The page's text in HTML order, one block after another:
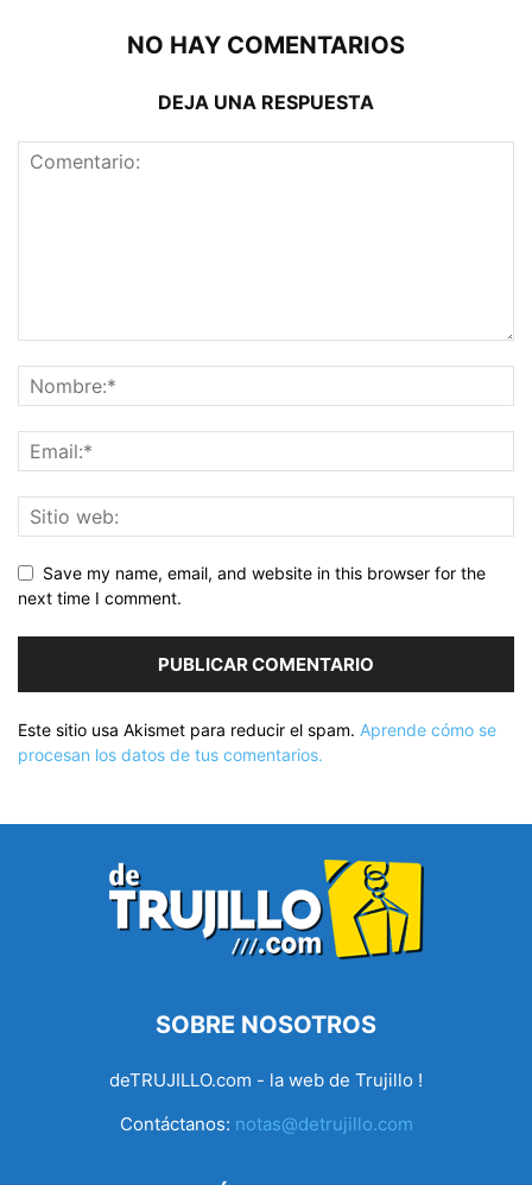
NO HAY COMENTARIOS
DEJA UNA RESPUESTA
Save my name, email, and website in this browser for the
next time I comment.
Este sitio usa Akismet para reducir el spam. Aprende cómo se
procesan los datos de tus comentarios.
SOBRE NOSOTROS
deTRUJILLO.com - la web de Trujillo !
Contáctanos: notas@detrujillo.com